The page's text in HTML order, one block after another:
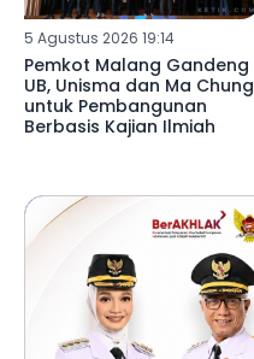
5 Agustus 2026 19:14
Pemkot Malang Gandeng
UB, Unisma dan Ma Chung
untuk Pembangunan
Berbasis Kajian Ilmiah